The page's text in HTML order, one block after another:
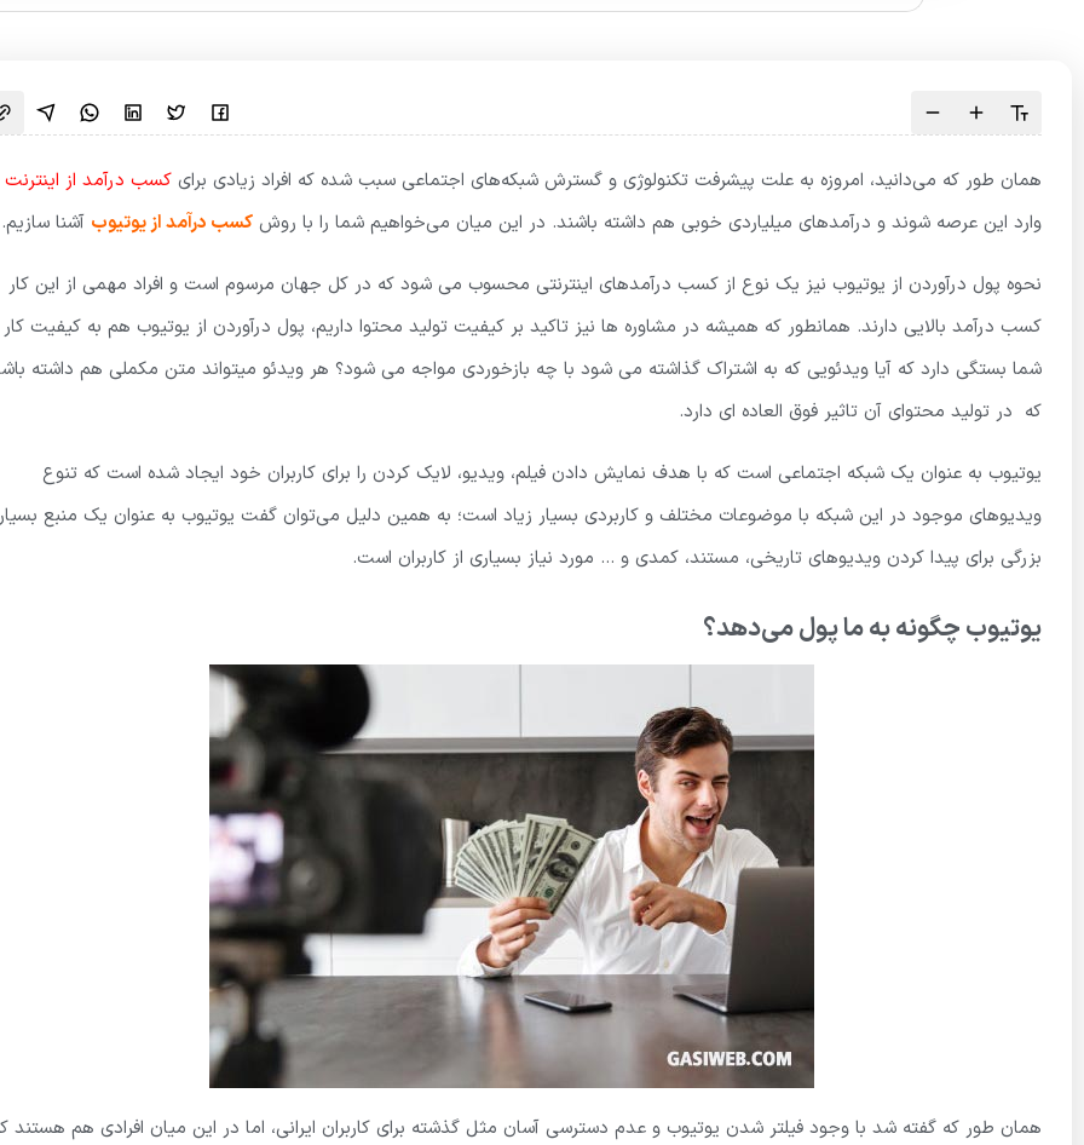
همان طور که می‌دانید، امروزه به علت پیشرفت تکنولوژی و گسترش شبکه‌های اجتماعی سبب شده که افراد زیادی برای کسب درآمد از اینترنت
وارد این عرصه شوند و درآمدهای میلیاردی خوبی هم داشته باشند. در این میان می‌خواهیم شما را با روش کسب درآمد از یوتیوب آشنا سازیم.
نحوه پول درآوردن از یوتیوب نیز یک نوع از کسب درآمدهای اینترنتی محسوب می شود که در کل جهان مرسوم است و افراد مهمی از این کار
کسب درآمد بالایی دارند. همانطور که همیشه در مشاوره ها نیز تاکید بر کیفیت تولید محتوا داریم، پول درآوردن از یوتیوب هم به کیفیت کار
شما بستگی دارد که آیا ویدئویی که به اشتراک گذاشته می شود با چه بازخوردی مواجه می شود؟ هر ویدئو میتواند متن مکملی هم داشته
که در تولید محتوای آن تاثیر فوق العاده ای دارد.
یوتیوب به عنوان یک شبکه اجتماعی است که با هدف نمایش دادن فیلم، ویدیو، لایک کردن را برای کاربران خود ایجاد شده است که تنوع
ویدیوهای موجود در این شبکه با موضوعات مختلف و کاربردی بسیار زیاد است؛ به همین دلیل می‌توان گفت یوتیوب به عنوان یک منبع
بزرگی برای پیدا کردن ویدیوهای تاریخی، مستند، کمدی و … مورد نیاز بسیاری از کاربران است.
یوتیوب چگونه به ما پول می‌دهد؟
همان طور که گفته شد با وجود فیلتر شدن یوتیوب و عدم دسترسی آسان مثل گذشته برای کاربران ایرانی، اما در این میان افرادی هم هستند